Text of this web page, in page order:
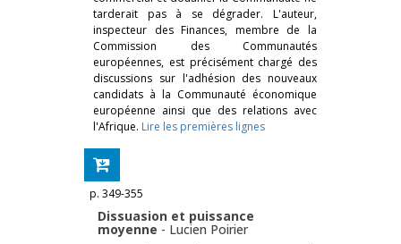
tarderait pas à se dégrader. L'auteur,
inspecteur des Finances, membre de la
Commission des Communautés
européennes, est précisément chargé des
discussions sur l'adhésion des nouveaux
candidats à la Communauté économique
européenne ainsi que des relations avec
l'Afrique. Lire les premières lignes
p. 349-355
Dissuasion et puissance
moyenne - Lucien Poirier